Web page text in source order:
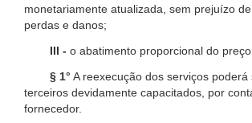
monetariamente atualizada, sem prejuízo
perdas e danos;
III - o abatimento proporcional do preço.
§ 1° A reexecução dos serviços poderá
terceiros devidamente capacitados, por
fornecedor.